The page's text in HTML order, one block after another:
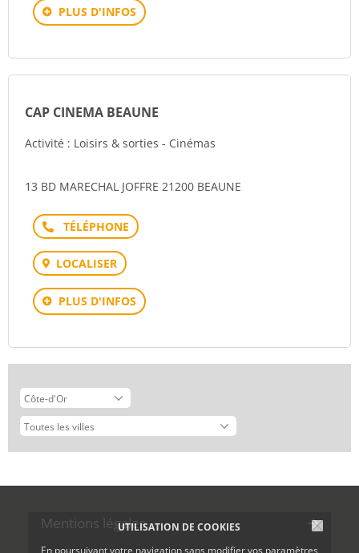
UTILISATION DE COOKIES
En poursuivant votre navigation sans modifier vos paramètres
PLUS D'INFOS
CAP CINEMA BEAUNE
Activité : Loisirs & sorties - Cinémas
13 BD MARECHAL JOFFRE 21200 BEAUNE
Téléphone
LOCALISER
PLUS D'INFOS
Mentions légales